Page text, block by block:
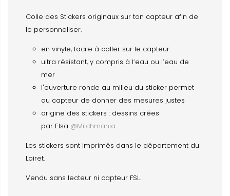
Colle des Stickers originaux sur ton capteur afin de
le personnaliser.
en vinyle, facile à coller sur le capteur
ultra résistant, y compris à l’eau ou l’eau de
mer
l'ouverture ronde au milieu du sticker permet
au capteur de donner des mesures justes
origine des stickers : dessins crées
par Elsa @Milchmania
Les stickers sont imprimés dans le département du
Loiret.
Vendu sans lecteur ni capteur FSL.